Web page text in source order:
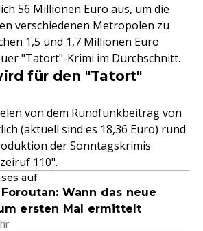
56 Millionen Euro aus, um die
verschiedenen Metropolen zu
1,5 und 1,7 Millionen Euro
"Tatort"-Krimi im Durchschnitt.
für den "Tatort"
von dem Rundfunkbeitrag von
(aktuell sind es 18,36 Euro) rund
der Sonntagskrimis
110".
auf
Wann das neue
ersten Mal ermittelt